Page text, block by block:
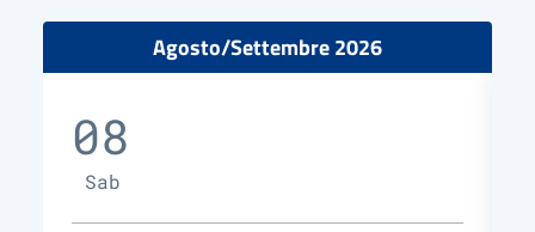
Agosto/Settembre 2026
08
Sab